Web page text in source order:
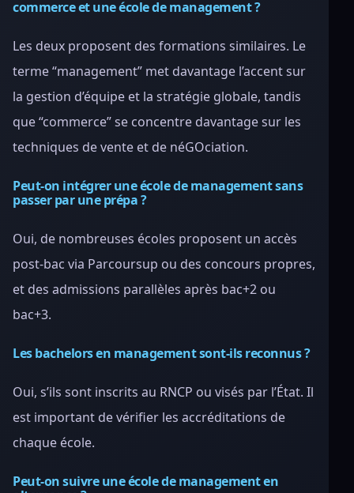
commerce et une école de management ?
Les deux proposent des formations similaires. Le
terme “management” met davantage l’accent sur
la gestion d’équipe et la stratégie globale, tandis
que “commerce” se concentre davantage sur les
techniques de vente et de néGOciation.
Peut-on intégrer une école de management sans
passer par une prépa ?
Oui, de nombreuses écoles proposent un accès
post-bac via Parcoursup ou des concours propres,
et des admissions parallèles après bac+2 ou
bac+3.
Les bachelors en management sont-ils reconnus ?
Oui, s’ils sont inscrits au RNCP ou visés par l’État. Il
est important de vérifier les accréditations de
chaque école.
Peut-on suivre une école de management en